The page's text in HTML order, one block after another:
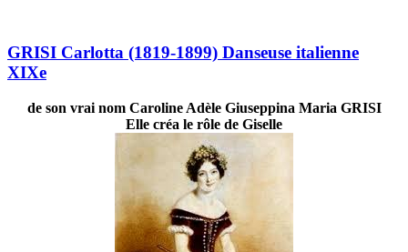
GRISI Carlotta (1819-1899) Danseuse italienne
XIXe
de son vrai nom Caroline Adèle Giuseppina Maria GRISI
Elle créa le rôle de Giselle